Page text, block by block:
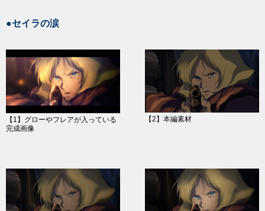
●セイラの涙
【1】グローやフレアが入っている
完成画像
【2】本編素材